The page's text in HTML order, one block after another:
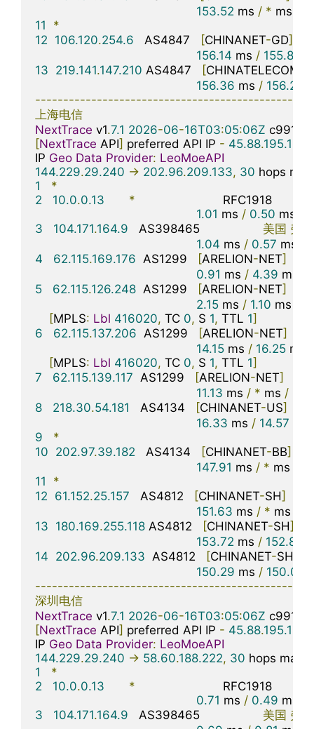
153.52 ms / * ms
11
*
12 106.120.254.6
   AS4847
[CHINANET-GD]
156.14 ms / 155.83
13 219.141.147.210 AS4847 [CHINATELECOM
156.36 ms / 156.26
上海电信
NextTrace v1.7.1 2026-06-16T03:05:06Z
[NextTrace API] preferred API IP - 45.88.195.154
IP Geo Data Provider: LeoMoeAPI
144.229.29.240 -> 202.96.209.133, 30 hops max
1
*
2
10.0.0.13 *
                         RFC1918
1.01 ms / 0.50 ms
3
104.171.164.9
   AS398465
美国 弗
1.04 ms / 0.57 ms
4
62.115.169.176
  AS1299
[ARELION-NET]
0.91 ms / 4.39 ms
5
62.115.126.248
  AS1299
[ARELION-NET]
2.15 ms / 1.10 ms
[MPLS: Lbl 416020, TC 0, S 1, TTL 1]
6
62.115.137.206
  AS1299
[ARELION-NET]
14.15 ms / 16.25 ms
[MPLS: Lbl 416020, TC 0, S 1, TTL 1]
7
62.115.139.117
  AS1299
[ARELION-NET]
11.13 ms / * ms /
8
218.30.54.181
   AS4134
[CHINANET-US]
16.33 ms / 14.57
9
*
10 202.97.39.182
   AS4134
[CHINANET-BB]
147.91 ms / * ms
11
*
12 61.152.25.157
   AS4812
[CHINANET-SH]
151.63 ms / * ms
13 180.169.255.118 AS4812 [CHINANET-SH]
153.72 ms / 152.87
14 202.96.209.133
  AS4812
[CHINANET-SH
150.29 ms / 150.07
深圳电信
NextTrace v1.7.1 2026-06-16T03:05:06Z
[NextTrace API] preferred API IP - 45.88.195.154
IP Geo Data Provider: LeoMoeAPI
144.229.29.240 -> 58.60.188.222, 30 hops max
1
*
2
10.0.0.13 *
                         RFC1918
0.71 ms / 0.49 ms
3
104.171.164.9
   AS398465
美国 弗